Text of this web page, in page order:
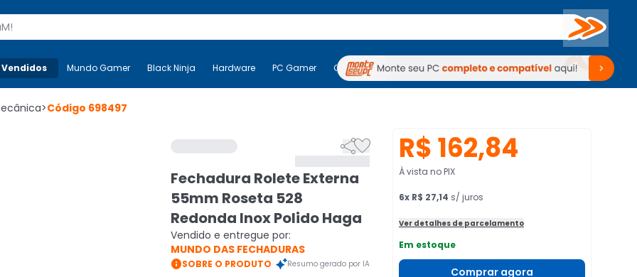
Buscar
Mais-v- Mundo Gamer Black Ninja Hardware PC Gamer Computadores Periféricos TV Venda no KaBuM!
Mundo Gamer Black Ninja Hardware PC Gamer Computadores Periféricos TV Venda no KaBuM!
>Código 698497

Fechadura Rolete Externa
55mm Roseta 528
Redonda Inox Polido Haga
Vendido e entregue por:
MUNDO DAS FECHADURAS
SOBRE O PRODUTO Resumo gerado por IA
R$ 162,84
À vista no PIX
6x R$ 27,14 s/ juros
Ver detalhes de parcelamento
Em estoque
Comprar agora